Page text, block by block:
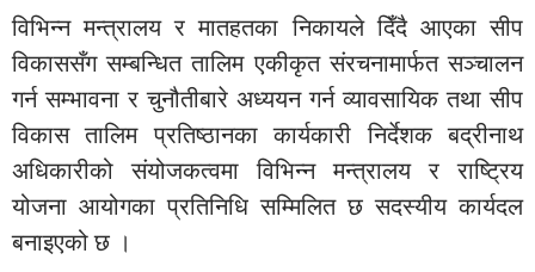
विभिन्न मन्त्रालय र मातहतका निकायले दिँदै आएका सीप
विकाससँग सम्बन्धित तालिम एकीकृत संरचनामार्फत सञ्चालन
गर्न सम्भावना र चुनौतीबारे अध्ययन गर्न व्यावसायिक तथा सीप
विकास तालिम प्रतिष्ठानका कार्यकारी निर्देशक बद्रीनाथ
अधिकारीको संयोजकत्वमा विभिन्न मन्त्रालय र राष्ट्रिय
योजना आयोगका प्रतिनिधि सम्मिलित छ सदस्यीय कार्यदल
बनाइएको छ ।